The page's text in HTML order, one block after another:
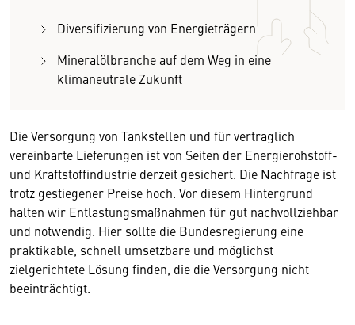
Diversifizierung von Energieträgern
Mineralölbranche auf dem Weg in eine
klimaneutrale Zukunft
Die Versorgung von Tankstellen und für vertraglich
vereinbarte Lieferungen ist von Seiten der Energierohstoff-
und Kraftstoffindustrie derzeit gesichert. Die Nachfrage ist
trotz gestiegener Preise hoch. Vor diesem Hintergrund
halten wir Entlastungsmaßnahmen für gut nachvollziehbar
und notwendig. Hier sollte die Bundesregierung eine
praktikable, schnell umsetzbare und möglichst
zielgerichtete Lösung finden, die die Versorgung nicht
beeinträchtigt.